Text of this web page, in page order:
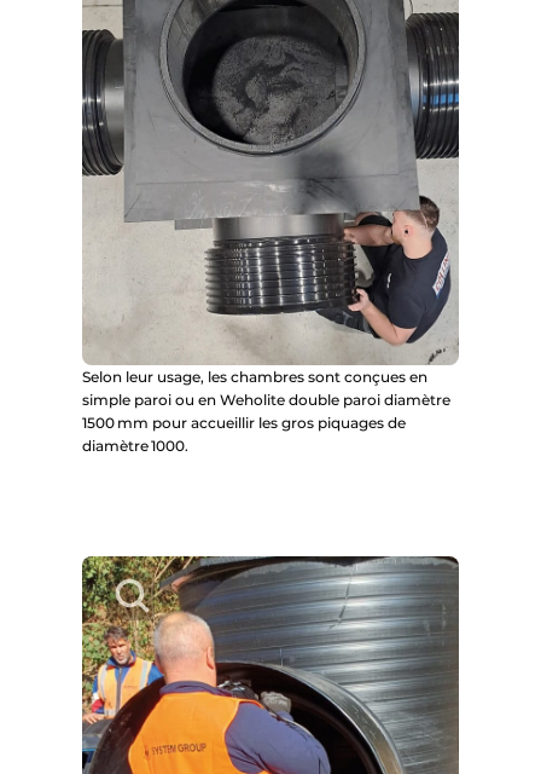
Selon leur usage, les chambres sont conçues en
simple paroi ou en Weholite double paroi diamètre
1500 mm pour accueillir les gros piquages de
diamètre 1000.